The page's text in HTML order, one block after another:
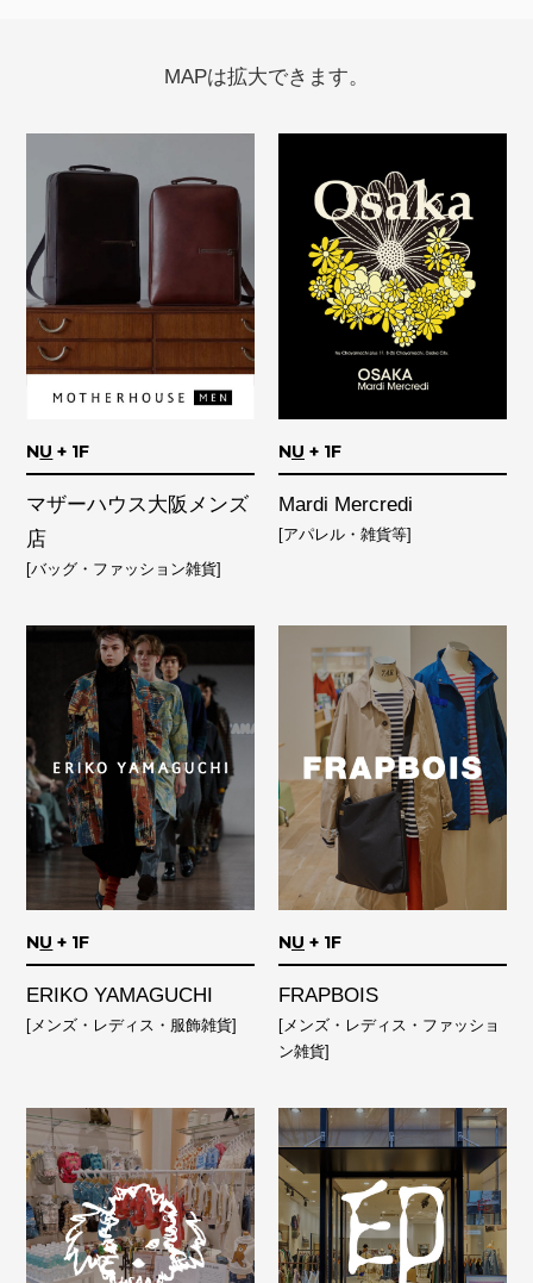
MAPは拡大できます。
NU + 1F
マザーハウス大阪メンズ
店
[バッグ・ファッション雑貨]
NU + 1F
Mardi Mercredi
[アパレル・雑貨等]
NU + 1F
ERIKO YAMAGUCHI
[メンズ・レディス・服飾雑貨]
NU + 1F
FRAPBOIS
[メンズ・レディス・ファッショ
ン雑貨]